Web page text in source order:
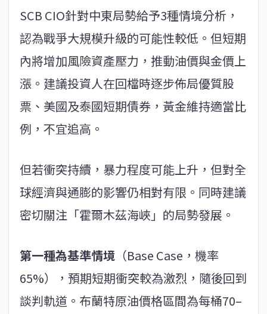
SCB CIO針對中東局勢給予3種情境分析，
認為戰爭大規模升級的可能性較低。但短期
內將增加風險資產壓力，推動油價與金價上
漲。建議投資人在回檔時逐步佈局優質股
票、美國及泰國短期債券，黃金維持適當比
例，不宜追高。
但若衝突持續，暴力程度可能上升，但對全
球經濟與通膨的影響仍相對有限。同時建議
密切關注「霍爾木茲海峽」的局勢發展。
第一種為基準情境 （Base Case，機率
65%），預期短期衝突較為激烈，隨後回到
談判軌道。布蘭特原油價格區間為每桶70–